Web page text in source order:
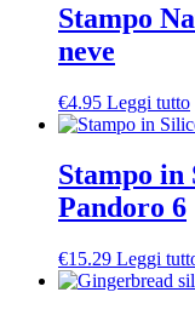
Stampo
neve
€4.95 Leggi tutto
Stampo
Pandoro 6
€15.29 Leggi